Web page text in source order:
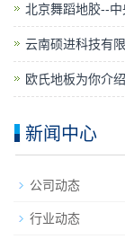
北京舞蹈地胶--
云南硕进科技有
欧氏地板为你介
新闻中心
公司动态
行业动态